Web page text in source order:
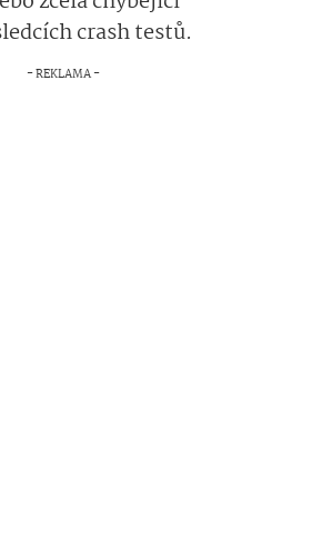
crash testů.